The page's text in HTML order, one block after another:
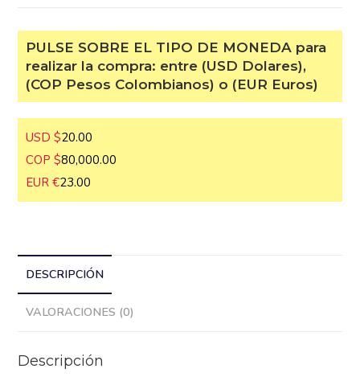
PULSE SOBRE EL TIPO DE MONEDA para
realizar la compra: entre (USD Dolares),
(COP Pesos Colombianos) o (EUR Euros)
USD $20.00
COP $80,000.00
EUR €23.00
DESCRIPCIÓN
VALORACIONES (0)
Descripción